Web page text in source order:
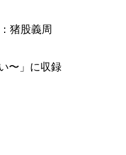
猪股義周
〜」に収録